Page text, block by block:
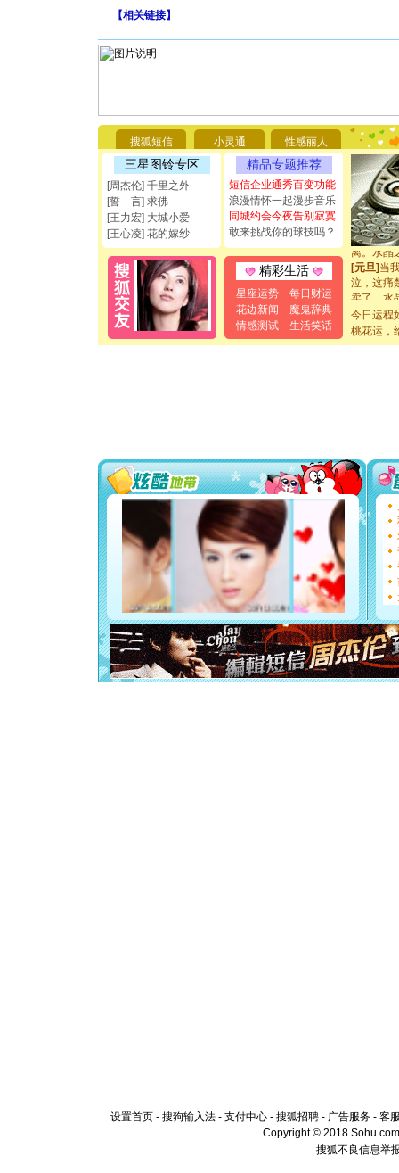
【相关链接】
搜狐短信 小灵通 性感丽人
三星图铃专区
[周杰伦] 千里之外
[誓 言] 求佛
[王力宏] 大城小爱
[王心凌] 花的嫁纱
精品专题推荐
短信企业通秀百变功能
浪漫情怀一起漫步音乐
同城约会今夜告别寂寞
敢来挑战你的球技吗？
精彩生活
星座运势
每日财运
花边新闻
魔鬼辞典
情感测试
生活笑话
[圣诞节]
都要快乐
[圣诞节]
如意,快
[元旦]看
断电。爱
你是我专
[元旦]如
起；二是
离。水晶
[元旦]当
泣，这痛
卖了。水
颜！冬
道一声平
能正大光
都要快乐
[圣诞节]
如意,快
[元旦]
看
断电。
你是我
[元旦]
如
起；二
离。水
[元旦]
泣，这痛
卖了。水
[春节]风
颜！冬去
道一声平
今日运程
桃花运，
设置首页 - 搜狗输入法 - 支付中心 - 搜狐招聘 - 广告服务 - 客
Copyright © 2018
搜狐不良信息举